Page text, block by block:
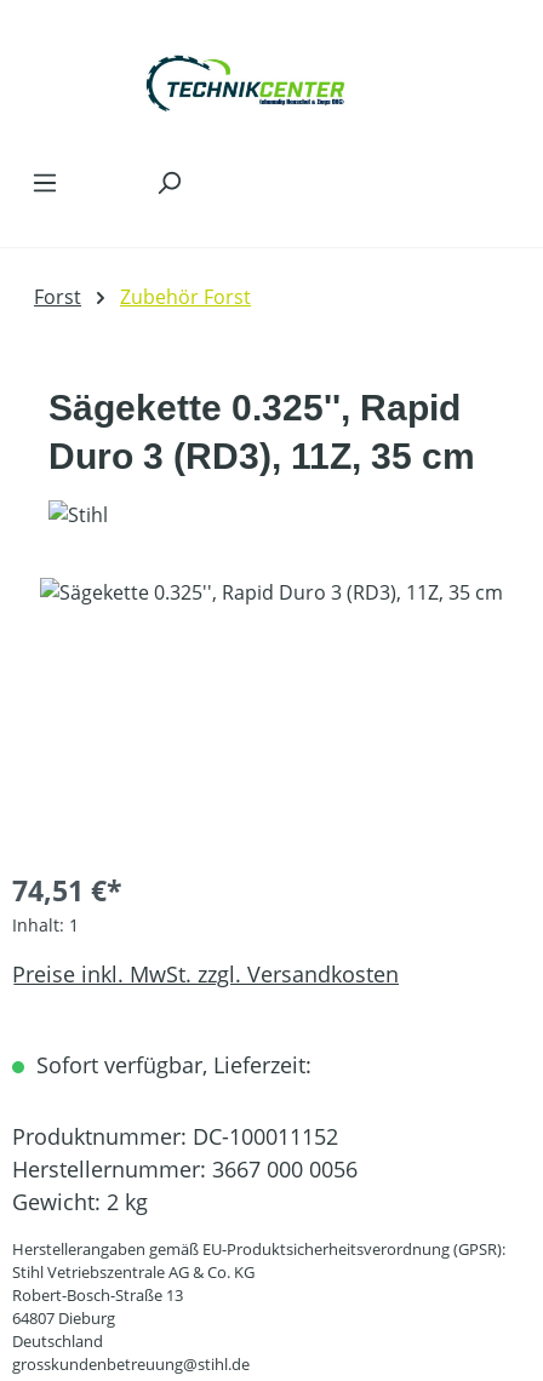
Forst Zubehör Forst
Sägekette 0.325'', Rapid
Duro 3 (RD3), 11Z, 35 cm
Bildergalerie überspringen
74,51 €*
Inhalt: 1
Preise inkl. MwSt. zzgl. Versandkosten
Sofort verfügbar, Lieferzeit:
Produktnummer: DC-100011152
Herstellernummer: 3667 000 0056
Gewicht: 2 kg
Herstellerangaben gemäß EU-Produktsicherheitsverordnung (GPSR):
Stihl Vetriebszentrale AG & Co. KG
Robert-Bosch-Straße 13
64807 Dieburg
Deutschland
grosskundenbetreuung@stihl.de